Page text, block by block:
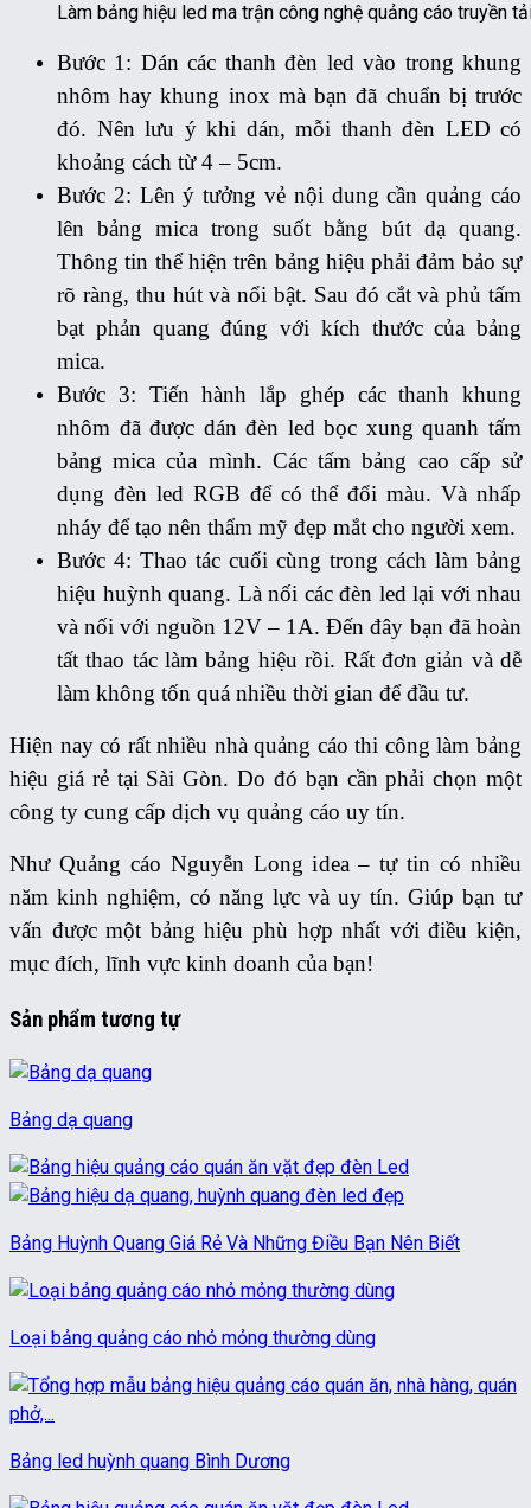
Làm bảng hiệu led ma trận công nghệ quảng cáo truyền
Bước 1: Dán các thanh đèn led vào trong khung
nhôm hay khung inox mà bạn đã chuẩn bị trước
đó. Nên lưu ý khi dán, mỗi thanh đèn LED có
khoảng cách từ 4 – 5cm.
Bước 2: Lên ý tưởng vẻ nội dung cần quảng cáo
lên bảng mica trong suốt bằng bút dạ quang.
Thông tin thể hiện trên bảng hiệu phải đảm bảo sự
rõ ràng, thu hút và nổi bật. Sau đó cắt và phủ tấm
bạt phản quang đúng với kích thước của bảng
mica.
Bước 3: Tiến hành lắp ghép các thanh khung
nhôm đã được dán đèn led bọc xung quanh tấm
bảng mica của mình. Các tấm bảng cao cấp sử
dụng đèn led RGB để có thể đổi màu. Và nhấp
nháy để tạo nên thẩm mỹ đẹp mắt cho người xem.
Bước 4: Thao tác cuối cùng trong cách làm bảng
hiệu huỳnh quang. Là nối các đèn led lại với nhau
và nối với nguồn 12V – 1A. Đến đây bạn đã hoàn
tất thao tác làm bảng hiệu rồi. Rất đơn giản và dễ
làm không tốn quá nhiều thời gian để đầu tư.
Hiện nay có rất nhiều nhà quảng cáo thi công làm bảng
hiệu giá rẻ tại Sài Gòn. Do đó bạn cần phải chọn một
công ty cung cấp dịch vụ quảng cáo uy tín.
Như Quảng cáo Nguyễn Long idea – tự tin có nhiều
năm kinh nghiệm, có năng lực và uy tín. Giúp bạn tư
vấn được một bảng hiệu phù hợp nhất với điều kiện,
mục đích, lĩnh vực kinh doanh của bạn!
Sản phẩm tương tự
Bảng dạ quang
Bảng Huỳnh Quang Giá Rẻ Và Những Điều Bạn Nên Biết
Loại bảng quảng cáo nhỏ mỏng thường dùng
Bảng led huỳnh quang Bình Dương